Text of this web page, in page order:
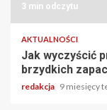
3 min odczytu
AKTUALNOŚCI
Jak wyczyścić
brzydkich
redakcja 9 miesięcy